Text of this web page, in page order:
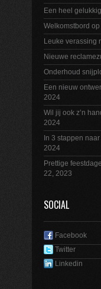
Een heel
Welkomstbord
Leuke verassing
Nieuwe
Onderhoud
Een nieuw
2024
Wil jij ook z’n
2024
In 3 stappen
2024
Prettige
22, 2023
SOCIAL
Facebook
Twitter
Linkedin